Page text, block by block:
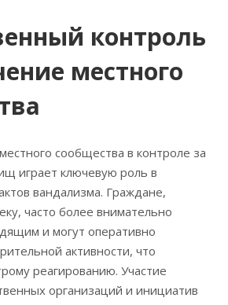
контроль
местного
сообщества в контроле за
играет ключевую роль в
вандализма. Граждане,
часто более внимательно
и могут оперативно
активности, что
реагированию. Участие
организаций и инициатив